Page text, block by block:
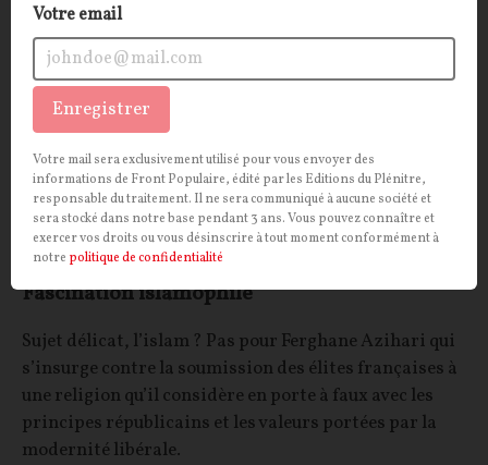
Fascination islamophile
Sujet délicat, l’islam ? Pas pour Ferghane Azihari qui
s’insurge contre la soumission des élites françaises à
une religion qu’il considère en porte à faux avec les
principes républicains et les valeurs portées par la
modernité libérale.
Votre email
Enregistrer
Votre mail sera exclusivement utilisé pour vous envoyer des
informations de Front Populaire, édité par les Editions du Plénitre,
responsable du traitement. Il ne sera communiqué à aucune société et
sera stocké dans notre base pendant 3 ans. Vous pouvez connaître et
exercer vos droits ou vous désinscrire à tout moment conformément à
notre politique de confidentialité